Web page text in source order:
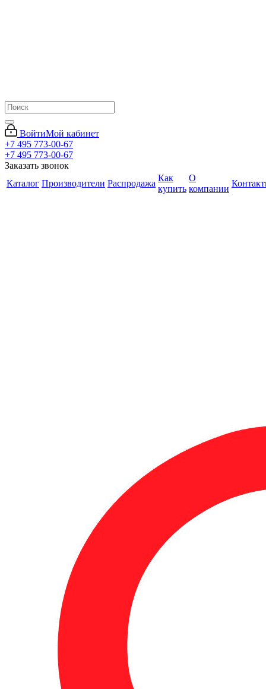
ВойтиМой кабинет
+7 495 773-00-67
+7 495 773-00-67
Заказать звонок
Каталог Производители Распродажа
Как
купить
О
компании